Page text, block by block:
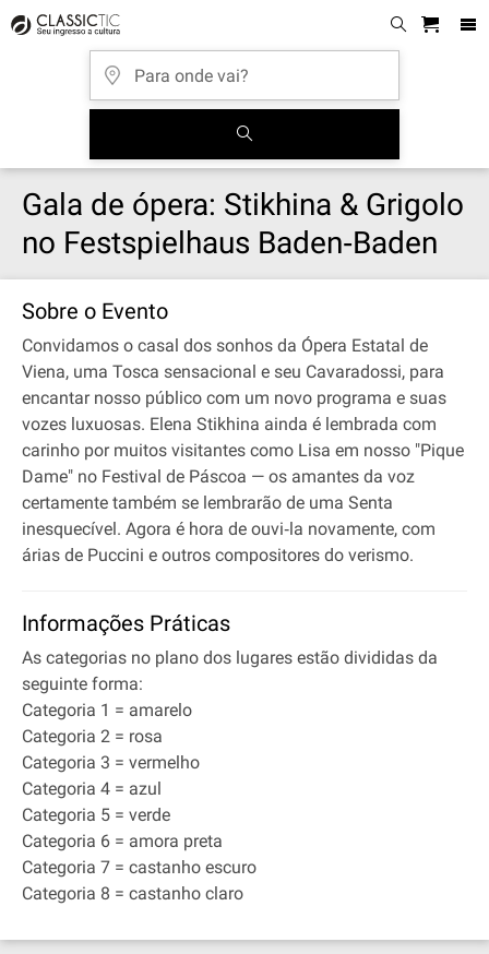
Gala de ópera: Stikhina & Grigolo
no Festspielhaus Baden‐Baden
Sobre o Evento
Convidamos o casal dos sonhos da Ópera Estatal de
Viena, uma Tosca sensacional e seu Cavaradossi, para
encantar nosso público com um novo programa e suas
vozes luxuosas. Elena Stikhina ainda é lembrada com
carinho por muitos visitantes como Lisa em nosso "Pique
Dame" no Festival de Páscoa — os amantes da voz
certamente também se lembrarão de uma Senta
inesquecível. Agora é hora de ouvi‐la novamente, com
árias de Puccini e outros compositores do verismo.
Informações Práticas
As categorias no plano dos lugares estão divididas da
seguinte forma:
Categoria 1 = amarelo
Categoria 2 = rosa
Categoria 3 = vermelho
Categoria 4 = azul
Categoria 5 = verde
Categoria 6 = amora preta
Categoria 7 = castanho escuro
Categoria 8 = castanho claro